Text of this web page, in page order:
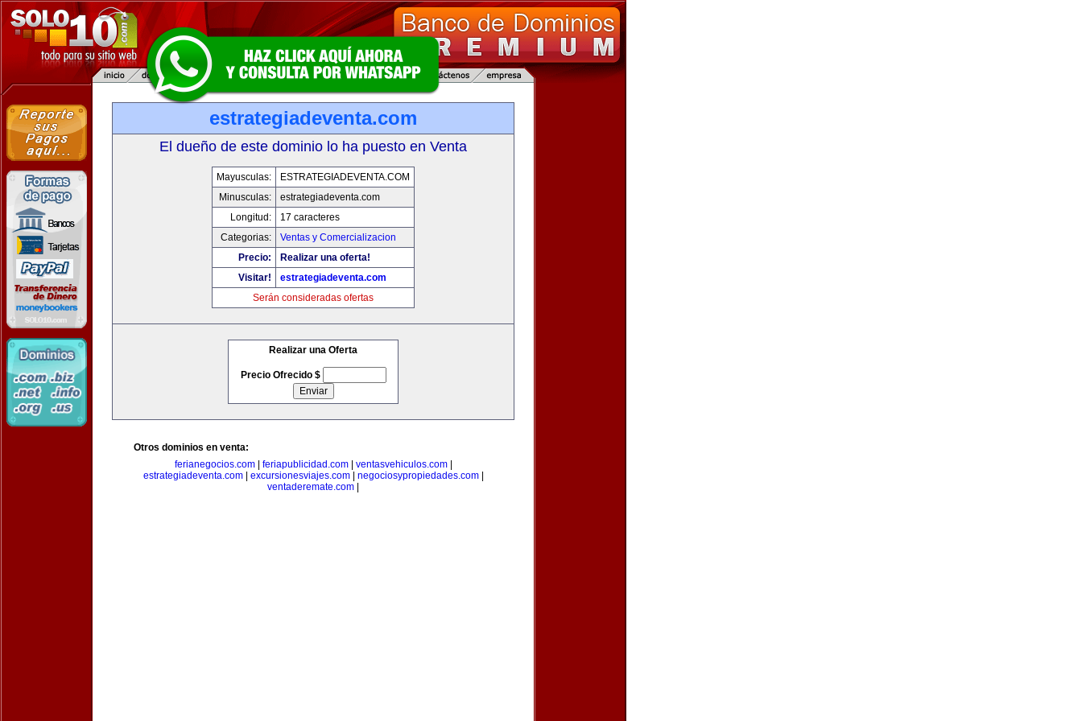
estrategiadeventa.com
El dueño de este dominio lo ha puesto en Venta
Mayusculas:
ESTRATEGIADEVENTA.COM
Minusculas:
estrategiadeventa.com
Longitud:
17 caracteres
Categorias:
Ventas y Comercializacion
Precio:
Realizar una oferta!
Visitar!
estrategiadeventa.com
Serán consideradas ofertas
Realizar una Oferta
Precio Ofrecido $
Otros dominios en venta:
ferianegocios.com| feriapublicidad.com| ventasvehiculos.com|
estrategiadeventa.com| excursionesviajes.com| negociosypropiedades.com|
ventaderemate.com